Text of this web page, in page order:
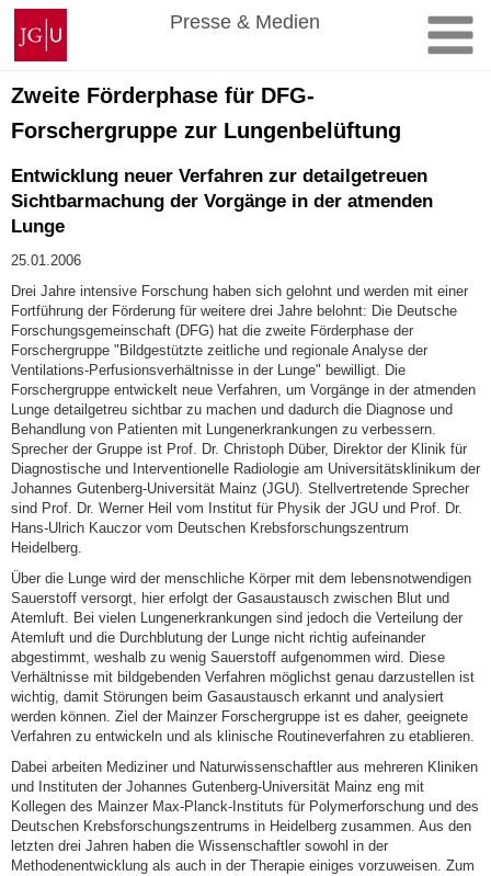
Zum
Inhalt
springen
Johannes
Gutenberg-
Universität
Mainz
Presse & Medien
Zweite Förderphase für DFG-
Forschergruppe zur Lungenbelüftung
Entwicklung neuer Verfahren zur detailgetreuen
Sichtbarmachung der Vorgänge in der atmenden
Lunge
25.01.2006
Drei Jahre intensive Forschung haben sich gelohnt und werden mit einer
Fortführung der Förderung für weitere drei Jahre belohnt: Die Deutsche
Forschungsgemeinschaft (DFG) hat die zweite Förderphase der
Forschergruppe "Bildgestützte zeitliche und regionale Analyse der
Ventilations-Perfusionsverhältnisse in der Lunge" bewilligt. Die
Forschergruppe entwickelt neue Verfahren, um Vorgänge in der atmenden
Lunge detailgetreu sichtbar zu machen und dadurch die Diagnose und
Behandlung von Patienten mit Lungenerkrankungen zu verbessern.
Sprecher der Gruppe ist Prof. Dr. Christoph Düber, Direktor der Klinik für
Diagnostische und Interventionelle Radiologie am Universitätsklinikum der
Johannes Gutenberg-Universität Mainz (JGU). Stellvertretende Sprecher
sind Prof. Dr. Werner Heil vom Institut für Physik der JGU und Prof. Dr.
Hans-Ulrich Kauczor vom Deutschen Krebsforschungszentrum
Heidelberg.
Über die Lunge wird der menschliche Körper mit dem lebensnotwendigen
Sauerstoff versorgt, hier erfolgt der Gasaustausch zwischen Blut und
Atemluft. Bei vielen Lungenerkrankungen sind jedoch die Verteilung der
Atemluft und die Durchblutung der Lunge nicht richtig aufeinander
abgestimmt, weshalb zu wenig Sauerstoff aufgenommen wird. Diese
Verhältnisse mit bildgebenden Verfahren möglichst genau darzustellen ist
wichtig, damit Störungen beim Gasaustausch erkannt und analysiert
werden können. Ziel der Mainzer Forschergruppe ist es daher, geeignete
Verfahren zu entwickeln und als klinische Routineverfahren zu etablieren.
Dabei arbeiten Mediziner und Naturwissenschaftler aus mehreren Kliniken
und Instituten der Johannes Gutenberg-Universität Mainz eng mit
Kollegen des Mainzer Max-Planck-Instituts für Polymerforschung und des
Deutschen Krebsforschungszentrums in Heidelberg zusammen. Aus den
letzten drei Jahren haben die Wissenschaftler sowohl in der
Methodenentwicklung als auch in der Therapie einiges vorzuweisen. Zum